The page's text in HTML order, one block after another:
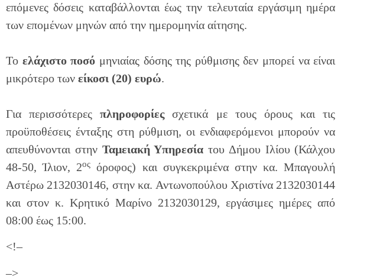
επόμενες δόσεις καταβάλλονται έως την τελευταία εργάσιμη ημέρα
των επομένων μηνών από την ημερομηνία αίτησης.
Το ελάχιστο ποσό μηνιαίας δόσης της ρύθμισης δεν μπορεί να είναι
μικρότερο των είκοσι (20) ευρώ.
Για περισσότερεςπληροφορίεςσχετικά με τους όρους και τις
προϋποθέσεις ένταξης στη ρύθμιση, οι ενδιαφερόμενοι μπορούν να
απευθύνονται στην Ταμειακή Υπηρεσία του Δήμου Ιλίου (Κάλχου
48-50, Ίλιον, 2ος
όροφος) και συγκεκριμένα στην κα. Μπαγουλή
Αστέρω 2132030146, στην κα. Αντωνοπούλου Χριστίνα 2132030144
και στον κ. Κρητικό Μαρίνο 2132030129, εργάσιμες ημέρες από
08:00 έως 15:00.
<!–
–>